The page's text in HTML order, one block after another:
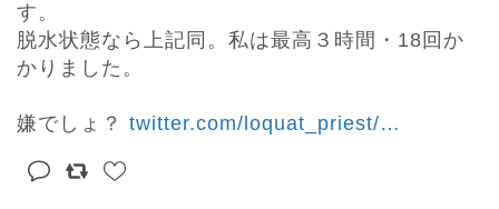
す。
脱水状態なら上記同。私は最高３時間・18回か
かりました。
嫌でしょ？ twitter.com/loquat_priest/…